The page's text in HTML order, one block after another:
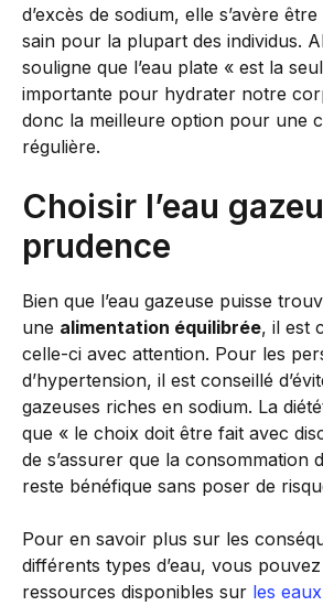
d’excès de sodium, elle s’avère
sain pour la plupart des individus.
souligne que l’eau plate « est la
importante pour hydrater notre
donc la meilleure option pour une
régulière.
Choisir l’eau
prudence
Bien que l’eau gazeuse puisse
une alimentation équilibrée, il est
celle-ci avec attention. Pour les
d’hypertension, il est conseillé
gazeuses riches en sodium. La
que « le choix doit être fait avec
de s’assurer que la consommation
reste bénéfique sans poser de
Pour en savoir plus sur les
différents types d’eau, vous
ressources disponibles sur les